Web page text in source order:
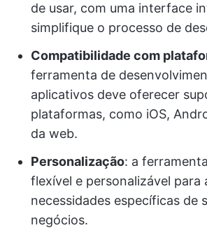
de usar, com uma interface
simplifique o processo de
Compatibilidade com
ferramenta de
aplicativos deve oferecer
plataformas, como iOS,
da web.
Personalização: a
flexível e personalizável para
necessidades específicas de
negócios.